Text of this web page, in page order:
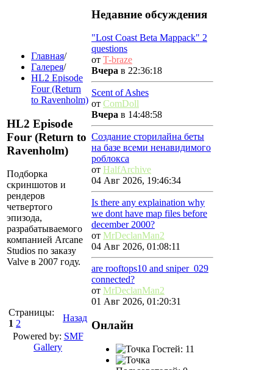
Главная/
Галерея/
HL2 Episode
Four (Return
to Ravenholm)
HL2 Episode
Four (Return to
Ravenholm)
Подборка
скриншотов и
рендеров
четвертого
эпизода,
разрабатываемого
компанией Arcane
Studios по заказу
Valve в 2007 году.
Страницы:
1 2
Назад
Powered by: SMF
Gallery
Недавние обсуждения
"Lost Coast Beta Mappack" 2
questions
от T-braze
Вчера в 22:36:18
Scent of Ashes
от ComDoll
Вчера в 14:48:58
Создание сторилайна беты
на базе всеми ненавидимого
роблокса
от HalfArchive
04 Авг 2026, 19:46:34
Is there any explaination why
we dont have map files before
december 2000?
от MrDeclanMan2
04 Авг 2026, 01:08:11
are rooftops10 and sniper_029
connected?
от MrDeclanMan2
01 Авг 2026, 01:20:31
Онлайн
Гостей: 11